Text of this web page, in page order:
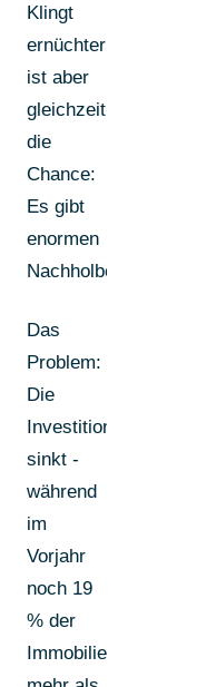
Klingt
ernüchternd,
ist aber
gleichzeitig
die
Chance:
Es gibt
enormen
Nachholbedarf.
Das
Problem:
Die
Investitionsbereitschaft
sinkt -
während
im
Vorjahr
noch 19
% der
Immobilienunternehmen